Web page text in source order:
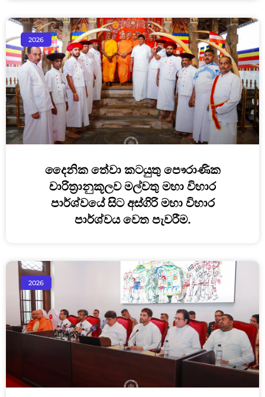
2026
දෛනික තේවා කටයුතු පෞරාණික
චාරිත්‍රානුකූලව මල්වතු මහා විහාර
පාර්ශ්වයේ සිට අස්ගිරි මහා විහාර
පාර්ශ්වය වෙත පැවරීම.
2026